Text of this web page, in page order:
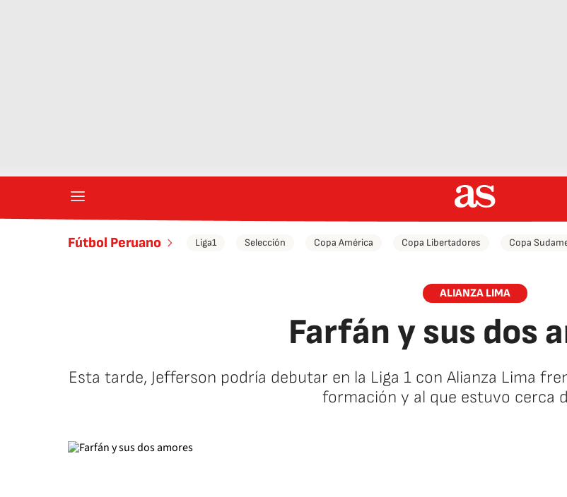
Fútbol Peruano Liga1 Selección Copa América Copa Libertadores Copa
ALIANZA LIMA
Farfán y sus dos
Esta tarde, Jefferson podría debutar en la Liga 1 con Alianza Lima
formación y al que estuvo cerca